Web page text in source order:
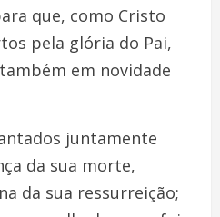
que, como Cristo
pela glória do Pai,
em novidade
juntamente
da sua morte,
da sua ressurreição;